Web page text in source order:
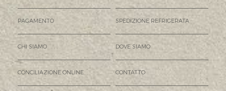
PAGAMENTO SPEDIZIONE REFRIGERATA
CHI SIAMO DOVE SIAMO
CONCILIAZIONE ONLINE CONTATTO